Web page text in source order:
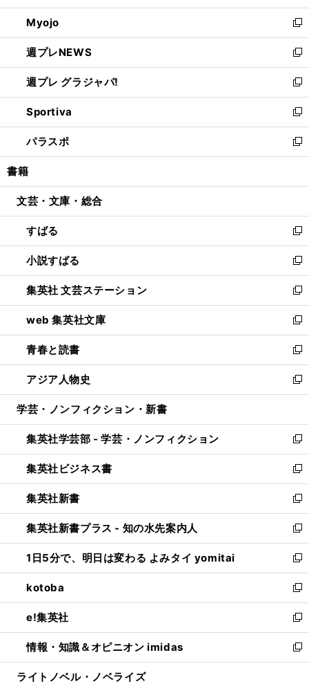
開
く
ウ
で
開
く
ン
ド
ウ
で
開
く
ウ
ィ
ン
ド
ウ
で
開
く
Myojo
新
し
い
ウ
ィ
ン
ド
ウ
で
開
週プレNEWS
新
し
い
ウ
ィ
ン
ド
ウ
開
週プレ グラジャパ!
新
し
い
ウ
ィ
ン
ウ
開
く
Sportiva
新
し
い
ウ
ン
ウ
で
開
く
パラスポ
新
し
ウ
ン
ド
ウ
で
開
く
書籍
文芸・文庫・総合
すばる
新
し
い
ウ
ィ
ン
ド
ウ
で
開
く
小説すばる
新
し
い
ウ
ィ
ン
ド
ウ
で
開
集英社 文芸ステーション
新
し
い
ウ
ィ
ン
ド
ウ
開
く
web 集英社文庫
新
し
い
ウ
ィ
ン
ウ
で
開
く
青春と読書
新
し
い
ウ
ン
ド
ウ
で
開
く
アジア人物史
新
し
ウ
ィ
ン
ド
ウ
で
開
く
学芸・ノンフィクション・新書
集英社学芸部 - 学芸・ノンフィクション
新
し
い
ウ
ィ
ン
ド
ウ
で
開
く
集英社ビジネス書
新
し
い
ウ
ィ
ン
ド
ウ
で
開
く
集英社新書
新
し
い
ウ
ィ
ン
ド
ウ
で
開
く
集英社新書プラス - 知の水先案内人
新
し
い
ウ
ィ
ン
ド
ウ
で
開
1日5分で、明日は変わる よみタイ yomitai
新
し
い
ウ
ィ
ン
ド
ウ
kotoba
新
し
い
ウ
ィ
ン
e!集英社
新
し
い
ウ
情報・知識＆オピニオン imidas
新
し
ライトノベル・ノベライズ